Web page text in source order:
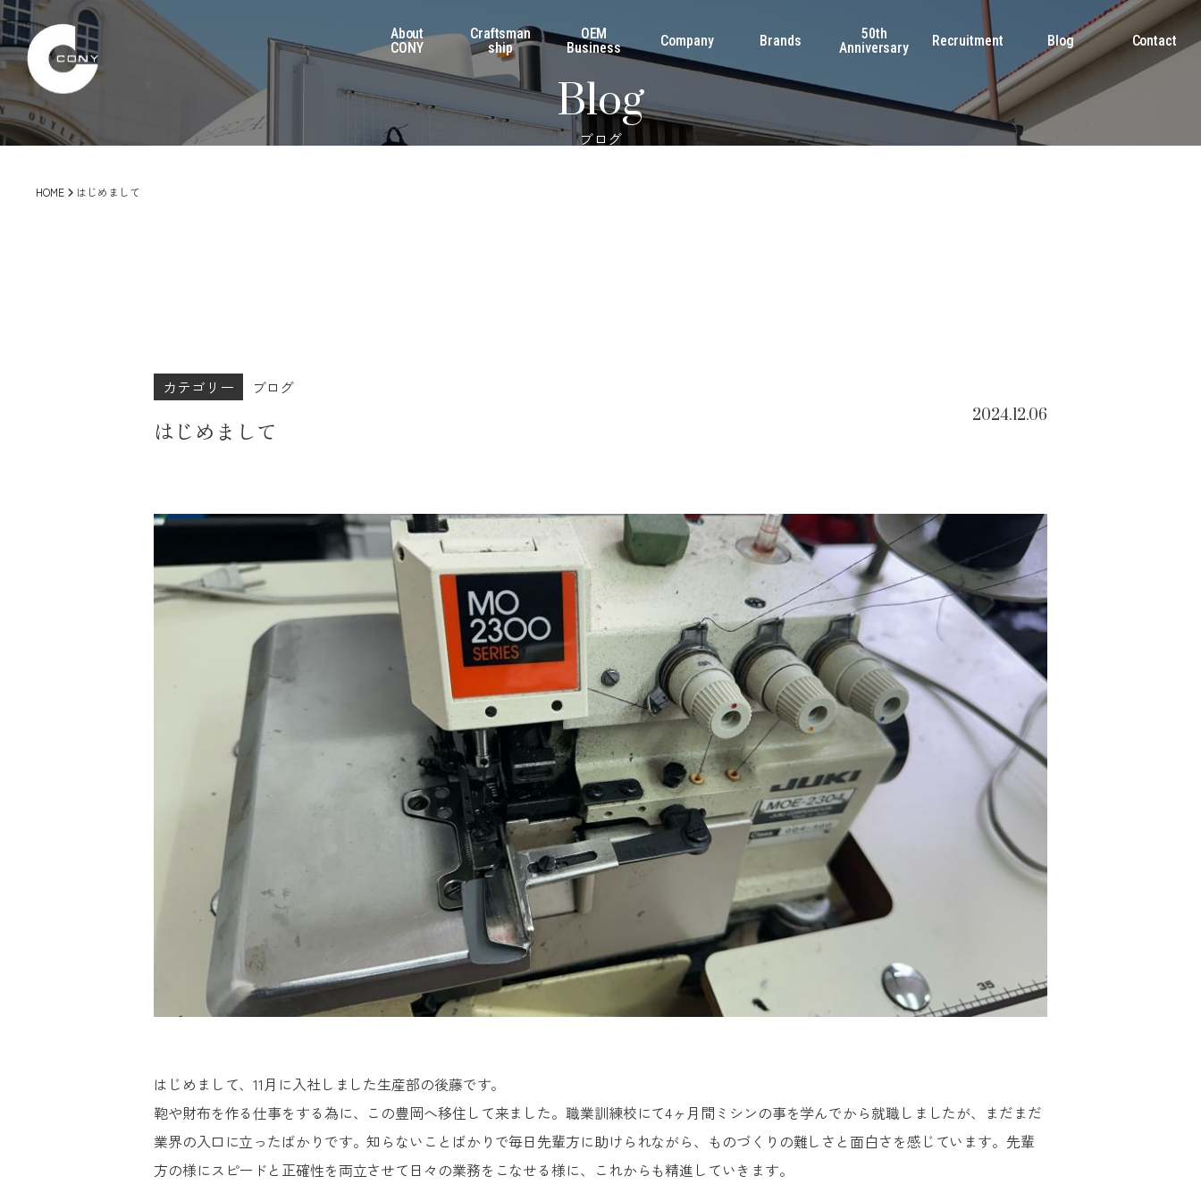
About
CONY
Craftsman
ship
OEM
Business
Company Brands
50th
Anniversary
Recruitment Blog Contact
Blog
ブログ
HOME はじめまして
カテゴリー ブログ
はじめまして 2024.12.06
はじめまして、11月に入社しました生産部の後藤です。
鞄や財布を作る仕事をする為に、この豊岡へ移住して来ました。職業訓練校にて4ヶ月間ミシンの事を学んでから就職しましたが、まだまだ
業界の入口に立ったばかりです。知らないことばかりで毎日先輩方に助けられながら、ものづくりの難しさと面白さを感じています。先輩
方の様にスピードと正確性を両立させて日々の業務をこなせる様に、これからも精進していきます。